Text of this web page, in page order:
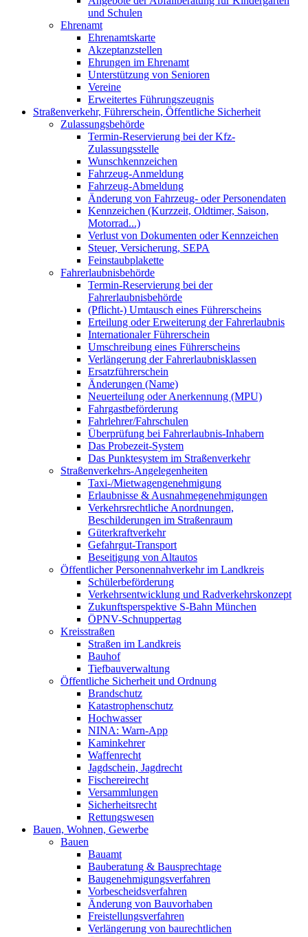
und Schulen
Ehrenamt
Ehrenamtskarte
Akzeptanzstellen
Ehrungen im Ehrenamt
Unterstützung von Senioren
Vereine
Erweitertes Führungszeugnis
Straßenverkehr, Führerschein, Öffentliche Sicherheit
Zulassungsbehörde
Termin-Reservierung bei der Kfz-
Zulassungsstelle
Wunschkennzeichen
Fahrzeug-Anmeldung
Fahrzeug-Abmeldung
Änderung von Fahrzeug- oder Personendaten
Kennzeichen (Kurzzeit, Oldtimer, Saison,
Motorrad...)
Verlust von Dokumenten oder Kennzeichen
Steuer, Versicherung, SEPA
Feinstaubplakette
Fahrerlaubnisbehörde
Termin-Reservierung bei der
Fahrerlaubnisbehörde
(Pflicht-) Umtausch eines Führerscheins
Erteilung oder Erweiterung der Fahrerlaubnis
Internationaler Führerschein
Umschreibung eines Führerscheins
Verlängerung der Fahrerlaubnisklassen
Ersatzführerschein
Änderungen (Name)
Neuerteilung oder Anerkennung (MPU)
Fahrgastbeförderung
Fahrlehrer/Fahrschulen
Überprüfung bei Fahrerlaubnis-Inhabern
Das Probezeit-System
Das Punktesystem im Straßenverkehr
Straßenverkehrs-Angelegenheiten
Taxi-/Mietwagengenehmigung
Erlaubnisse & Ausnahmegenehmigungen
Verkehrsrechtliche Anordnungen,
Beschilderungen im Straßenraum
Güterkraftverkehr
Gefahrgut-Transport
Beseitigung von Altautos
Öffentlicher Personennahverkehr im Landkreis
Schülerbeförderung
Verkehrsentwicklung und Radverkehrskonzept
Zukunftsperspektive S-Bahn München
ÖPNV-Schnuppertag
Kreisstraßen
Straßen im Landkreis
Bauhof
Tiefbauverwaltung
Öffentliche Sicherheit und Ordnung
Brandschutz
Katastrophenschutz
Hochwasser
NINA: Warn-App
Kaminkehrer
Waffenrecht
Jagdschein, Jagdrecht
Fischereirecht
Versammlungen
Sicherheitsrecht
Rettungswesen
Bauen, Wohnen, Gewerbe
Bauen
Bauamt
Bauberatung & Bausprechtage
Baugenehmigungsverfahren
Vorbescheidsverfahren
Änderung von Bauvorhaben
Freistellungsverfahren
Verlängerung von baurechtlichen